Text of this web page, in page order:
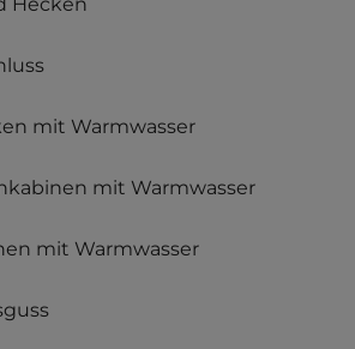
mit Warmwasser
mit Warmwasser
mit Warmwasser